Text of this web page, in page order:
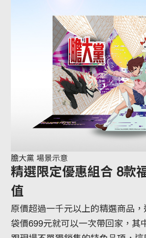
膽大黨 場景示意
精選限定優惠組合 8款
值
原價超過一千元以上的精選商品
袋價699元就可以一次帶回家，其